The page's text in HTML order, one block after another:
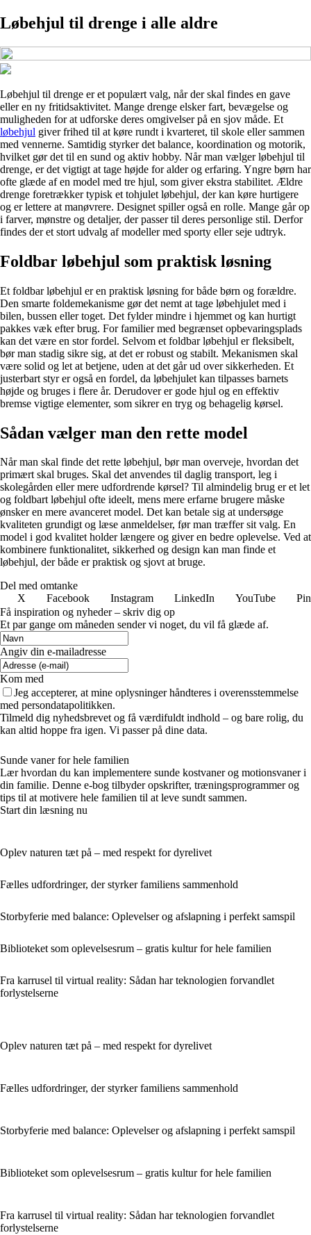
Løbehjul til drenge i alle aldre
Løbehjul til drenge er et populært valg, når der skal findes en gave
eller en ny fritidsaktivitet. Mange drenge elsker fart, bevægelse og
muligheden for at udforske deres omgivelser på en sjov måde. Et
løbehjul giver frihed til at køre rundt i kvarteret, til skole eller sammen
med vennerne. Samtidig styrker det balance, koordination og motorik,
hvilket gør det til en sund og aktiv hobby. Når man vælger løbehjul til
drenge, er det vigtigt at tage højde for alder og erfaring. Yngre børn har
ofte glæde af en model med tre hjul, som giver ekstra stabilitet. Ældre
drenge foretrækker typisk et tohjulet løbehjul, der kan køre hurtigere
og er lettere at manøvrere. Designet spiller også en rolle. Mange går op
i farver, mønstre og detaljer, der passer til deres personlige stil. Derfor
findes der et stort udvalg af modeller med sporty eller seje udtryk.
Foldbar løbehjul som praktisk løsning
Et foldbar løbehjul er en praktisk løsning for både børn og forældre.
Den smarte foldemekanisme gør det nemt at tage løbehjulet med i
bilen, bussen eller toget. Det fylder mindre i hjemmet og kan hurtigt
pakkes væk efter brug. For familier med begrænset opbevaringsplads
kan det være en stor fordel. Selvom et foldbar løbehjul er fleksibelt,
bør man stadig sikre sig, at det er robust og stabilt. Mekanismen skal
være solid og let at betjene, uden at det går ud over sikkerheden. Et
justerbart styr er også en fordel, da løbehjulet kan tilpasses barnets
højde og bruges i flere år. Derudover er gode hjul og en effektiv
bremse vigtige elementer, som sikrer en tryg og behagelig kørsel.
Sådan vælger man den rette model
Når man skal finde det rette løbehjul, bør man overveje, hvordan det
primært skal bruges. Skal det anvendes til daglig transport, leg i
skolegården eller mere udfordrende kørsel? Til almindelig brug er et let
og foldbart løbehjul ofte ideelt, mens mere erfarne brugere måske
ønsker en mere avanceret model. Det kan betale sig at undersøge
kvaliteten grundigt og læse anmeldelser, før man træffer sit valg. En
model i god kvalitet holder længere og giver en bedre oplevelse. Ved at
kombinere funktionalitet, sikkerhed og design kan man finde et
løbehjul, der både er praktisk og sjovt at bruge.
Del med omtanke
X
Facebook Instagram LinkedIn YouTube
Få inspiration og nyheder – skriv dig op
Et par gange om måneden sender vi noget, du vil få glæde af.
Angiv din e-mailadresse
Kom med
Jeg accepterer, at mine oplysninger håndteres i overensstemmelse
med persondatapolitikken.
Tilmeld dig nyhedsbrevet og få værdifuldt indhold – og bare rolig, du
kan altid hoppe fra igen. Vi passer på dine data.
Sunde vaner for hele familien
Lær hvordan du kan implementere sunde kostvaner og motionsvaner i
din familie. Denne e-bog tilbyder opskrifter, træningsprogrammer og
tips til at motivere hele familien til at leve sundt sammen.
Start din læsning nu
Oplev naturen tæt på – med respekt for dyrelivet
Fælles udfordringer, der styrker familiens sammenhold
Storbyferie med balance: Oplevelser og afslapning i perfekt samspil
Biblioteket som oplevelsesrum – gratis kultur for hele familien
Fra karrusel til virtual reality: Sådan har teknologien forvandlet
forlystelserne
Oplev naturen tæt på – med respekt for dyrelivet
Fælles udfordringer, der styrker familiens sammenhold
Storbyferie med balance: Oplevelser og afslapning i perfekt samspil
Biblioteket som oplevelsesrum – gratis kultur for hele familien
Fra karrusel til virtual reality: Sådan har teknologien forvandlet
forlystelserne